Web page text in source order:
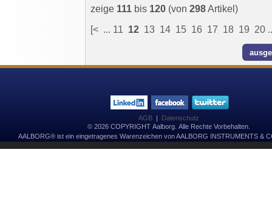
zeige 111 bis 120 (von 298Artikel)
[< ... 11 12 13 14 15 16 17 18 19 20
AGB | Datenschutz
© 2026 COPYRIGHT Aalborg. Alle Rechte Vorbehalten.
AALBORG® ist ein eingetragenes Warenzeichen von AALBORG INSTRUMENTS &